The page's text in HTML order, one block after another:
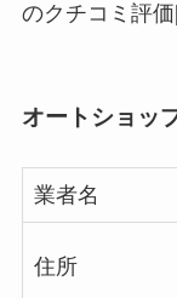
のクチコミ評
オートショッ
業者名
住所